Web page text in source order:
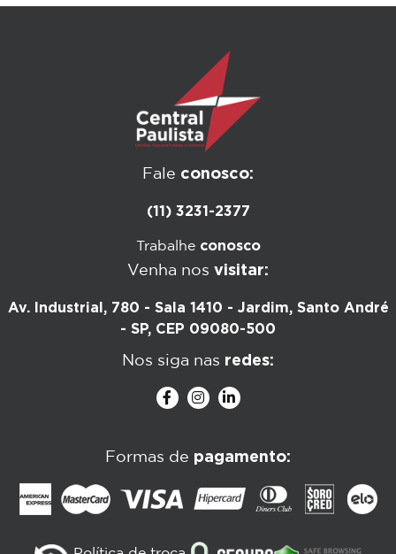
Fale conosco:
(11) 3231-2377
Trabalhe conosco
Venha nos visitar:
Av. Industrial, 780 - Sala 1410 - Jardim, Santo André
- SP, CEP 09080-500
Nos siga nas redes:
Formas de pagamento: